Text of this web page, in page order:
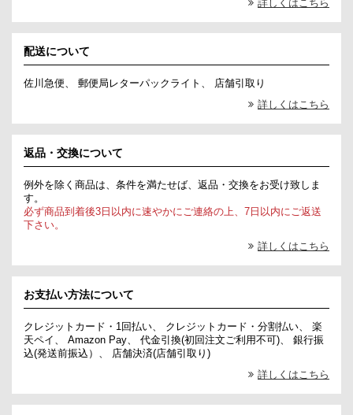
詳しくはこちら
配送について
佐川急便、 郵便局レターパックライト、 店舗引取り
詳しくはこちら
返品・交換について
例外を除く商品は、条件を満たせば、返品・交換をお受け致しま
す。
必ず商品到着後3日以内に速やかにご連絡の上、7日以内にご返送
下さい。
詳しくはこちら
お支払い方法について
クレジットカード・1回払い、 クレジットカード・分割払い、 楽
天ペイ、 Amazon Pay、 代金引換(初回注文ご利用不可)、 銀行振
込(発送前振込）、 店舗決済(店舗引取り)
詳しくはこちら